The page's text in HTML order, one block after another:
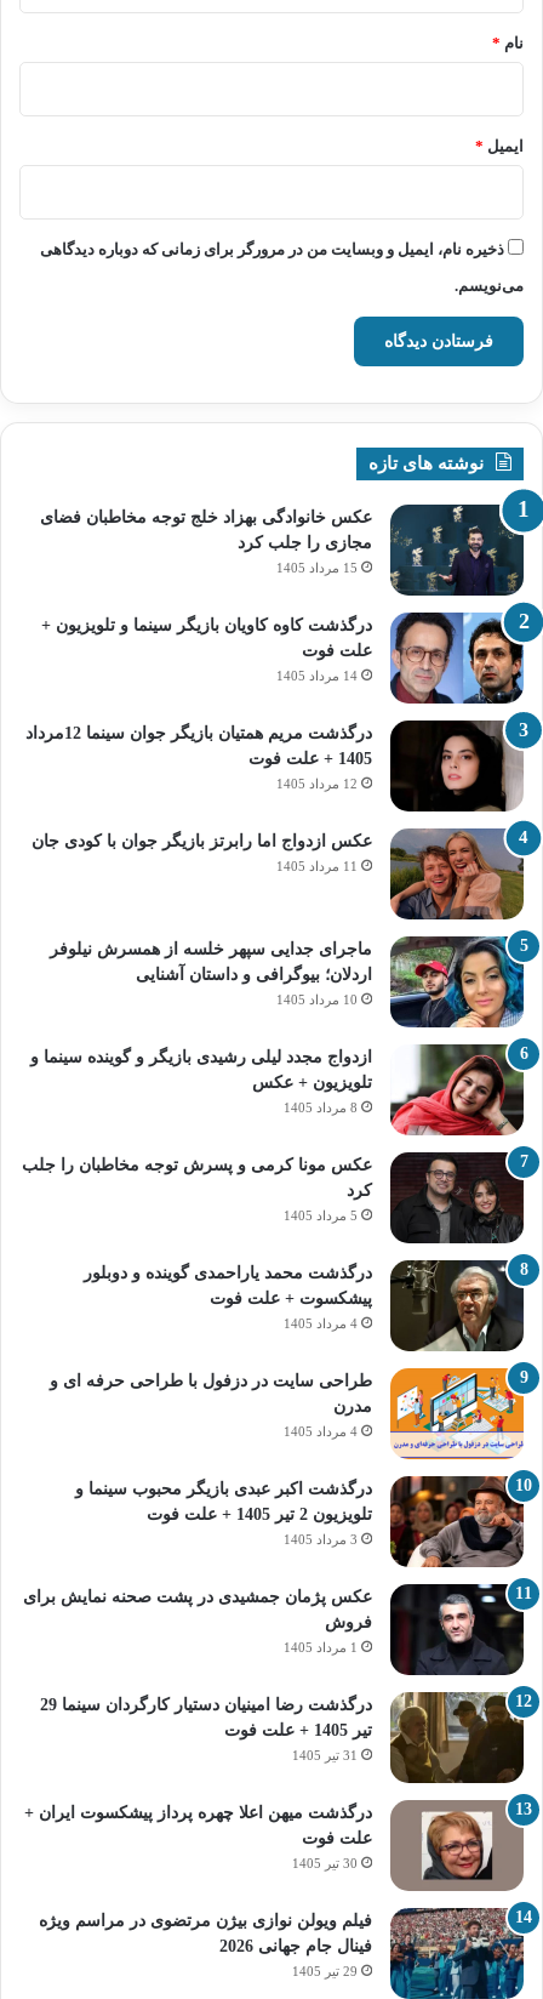
نام *
ایمیل *
ذخیره نام، ایمیل و وبسایت من در مرورگر برای زمانی که دوباره دیدگاهی
می‌نویسم.
نوشته های تازه
عکس خانوادگی بهزاد خلج توجه مخاطبان فضای
مجازی را جلب کرد
15 مرداد 1405
درگذشت کاوه کاویان بازیگر سینما و تلویزیون +
علت فوت
14 مرداد 1405
درگذشت مریم همتیان بازیگر جوان سینما 12مرداد
1405 + علت فوت
12 مرداد 1405
عکس ازدواج اما رابرتز بازیگر جوان با کودی جان
11 مرداد 1405
ماجرای جدایی سپهر خلسه از همسرش نیلوفر
اردلان؛ بیوگرافی و داستان آشنایی
10 مرداد 1405
ازدواج مجدد لیلی رشیدی بازیگر و گوینده سینما و
تلویزیون + عکس
8 مرداد 1405
عکس مونا کرمی و پسرش توجه مخاطبان را جلب
کرد
5 مرداد 1405
درگذشت محمد یاراحمدی گوینده و دوبلور
پیشکسوت + علت فوت
4 مرداد 1405
طراحی سایت در دزفول با طراحی حرفه‌ ای و
مدرن
4 مرداد 1405
درگذشت اکبر عبدی بازیگر محبوب سینما و
تلویزیون 2 تیر 1405 + علت فوت
3 مرداد 1405
عکس پژمان جمشیدی در پشت صحنه نمایش برای
فروش
1 مرداد 1405
درگذشت رضا امینیان دستیار کارگردان سینما 29
تیر 1405 + علت فوت
31 تیر 1405
درگذشت میهن اعلا چهره پرداز پیشکسوت ایران +
علت فوت
30 تیر 1405
فیلم ویولن نوازی بیژن مرتضوی در مراسم ویژه
فینال جام جهانی 2026
29 تیر 1405